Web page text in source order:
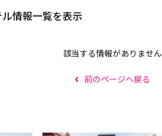
情報一覧を表示
該当する情報がありません
前のページへ戻る